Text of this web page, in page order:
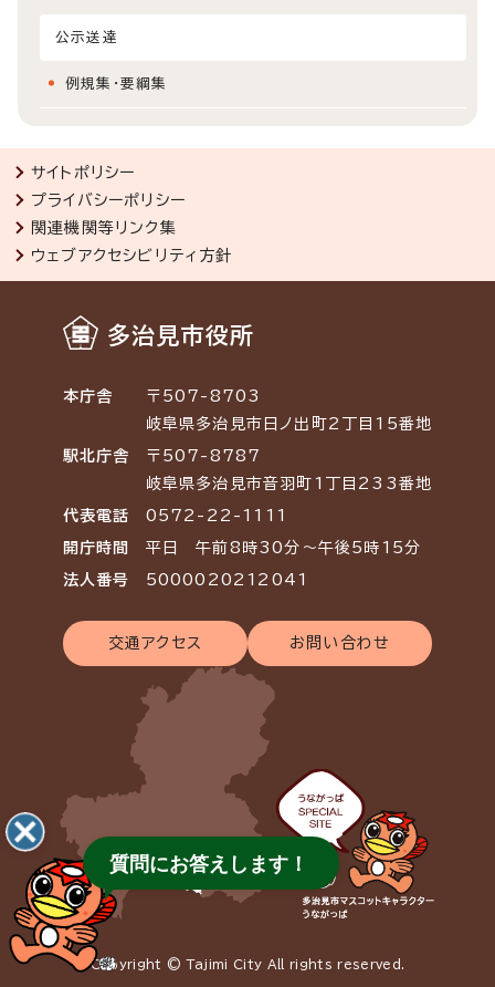
公示送達
例規集・要綱集
サイトポリシー
プライバシーポリシー
関連機関等リンク集
ウェブアクセシビリティ方針
多治見市役所
本庁舎
〒507-8703
岐阜県多治見市日ノ出町2丁目15番地
駅北庁舎
〒507-8787
岐阜県多治見市音羽町1丁目233番地
代表電話 0572-22-1111
開庁時間 平日 午前8時30分～午後5時15分
法人番号 5000020212041
交通アクセス お問い合わせ
Copyright © Tajimi City All rights reserved.
質問にお答えします！